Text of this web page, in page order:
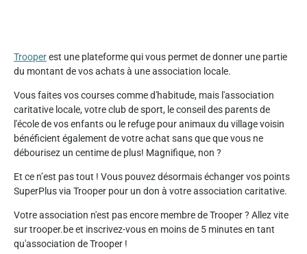
Trooperest une plateforme qui vous permet de donner une partie
du montant de vos achats à une association locale.
Vous faites vos courses comme d'habitude, mais l'association
caritative locale, votre club de sport, le conseil des parents de
l'école de vos enfants ou le refuge pour animaux du village voisin
bénéficient également de votre achat sans que que vous ne
débourisez un centime de plus! Magnifique, non ?
Et ce n’est pas tout ! Vous pouvez désormais échanger vos points
SuperPlus via Trooper pour un don à votre association caritative.
Votre association n'est pas encore membre de Trooper ? Allez vite
sur trooper.be et inscrivez-vous en moins de 5 minutes en tant
qu'association de Trooper !